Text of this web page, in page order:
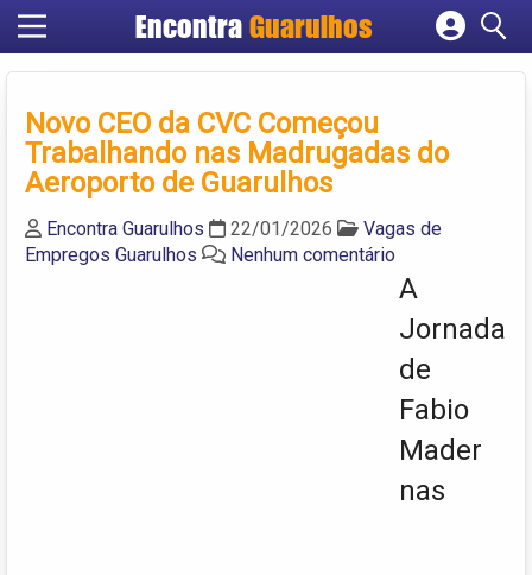
Encontra Guarulhos
Cadastrar empresa
Criar conta
Novo CEO da CVC Começou
Trabalhando nas Madrugadas do
Aeroporto de Guarulhos
Encontra Guarulhos 22/01/2026
Vagas de
Empregos Guarulhos
Nenhum comentário
A
Jornada
de
Fabio
Mader
nas